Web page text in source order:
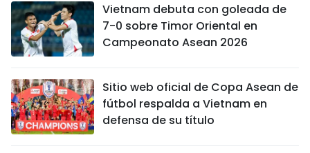
Vietnam debuta con goleada de
7-0 sobre Timor Oriental en
Campeonato Asean 2026
Sitio web oficial de Copa Asean de
fútbol respalda a Vietnam en
defensa de su título